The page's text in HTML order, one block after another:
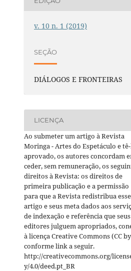
v. 10 n. 1 (2019)
SEÇÃO
DIÁLOGOS E FRONTEIRAS
LICENÇA
Ao submeter um artigo à Revista
Moringa - Artes do Espetáculo e
aprovado, os autores concordam
ceder, sem remuneração, os
direitos à Revista: os direitos de
primeira publicação e a permissão
para que a Revista redistribua esse
artigo e seus meta dados aos
de indexação e referência que seus
editores julguem apropriados,
à licença Creative Commons (CC
conforme link a seguir.
http://creativecommons.org/
y/4.0/deed.pt_BR